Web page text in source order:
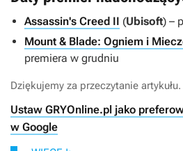
Assassin's Creed II (Ubisoft) –
Mount & Blade: Ogniem i
premiera w grudniu
Dziękujemy za przeczytanie artykułu.
Ustaw GRYOnline.pl jako
w Google